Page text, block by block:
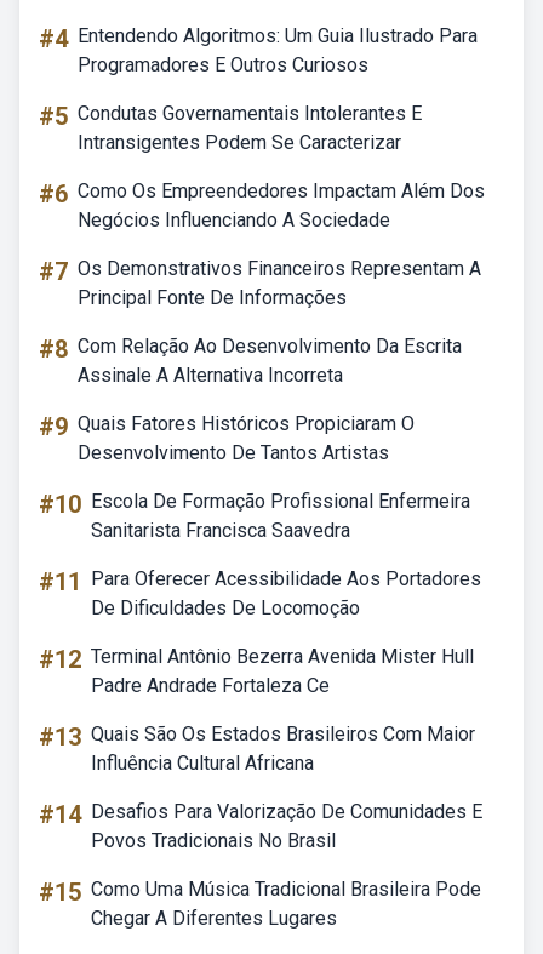
#4 Entendendo Algoritmos: Um Guia Ilustrado Para
Programadores E Outros Curiosos
#5 Condutas Governamentais Intolerantes E
Intransigentes Podem Se Caracterizar
#6 Como Os Empreendedores Impactam Além Dos
Negócios Influenciando A Sociedade
#7 Os Demonstrativos Financeiros Representam A
Principal Fonte De Informações
#8 Com Relação Ao Desenvolvimento Da Escrita
Assinale A Alternativa Incorreta
#9 Quais Fatores Históricos Propiciaram O
Desenvolvimento De Tantos Artistas
#10 Escola De Formação Profissional Enfermeira
Sanitarista Francisca Saavedra
#11
Para Oferecer Acessibilidade Aos Portadores
De Dificuldades De Locomoção
#12 Terminal Antônio Bezerra Avenida Mister Hull
Padre Andrade Fortaleza Ce
#13 Quais São Os Estados Brasileiros Com Maior
Influência Cultural Africana
#14 Desafios Para Valorização De Comunidades E
Povos Tradicionais No Brasil
#15 Como Uma Música Tradicional Brasileira Pode
Chegar A Diferentes Lugares